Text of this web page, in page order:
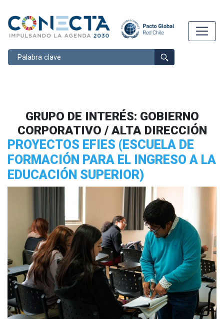
Buscar
GRUPO DE INTERÉS: GOBIERNO
CORPORATIVO / ALTA DIRECCIÓN
PROYECTOS EFIES (ESCUELA DE
FORMACIÓN PARA EL INGRESO A LA
EDUCACIÓN SUPERIOR)